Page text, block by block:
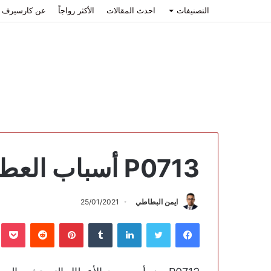
التصنيفات احدث المقالات الأكثر رواجاً عن كارسيرف
P0713 أسباب العطل وكيفية الإصلاح
ايمن البطاطي 25/01/2021
فيسبوك تويتر لينكدإن بينتيريست